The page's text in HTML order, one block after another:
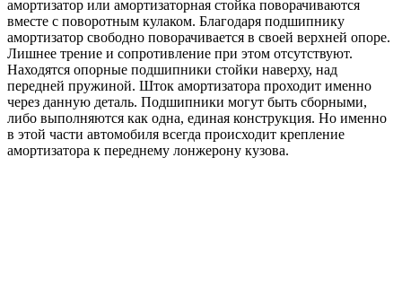
амортизатор или амортизаторная стойка поворачиваются
вместе с поворотным кулаком. Благодаря подшипнику
амортизатор свободно поворачивается в своей верхней опоре.
Лишнее трение и сопротивление при этом отсутствуют.
Находятся опорные подшипники стойки наверху, над
передней пружиной. Шток амортизатора проходит именно
через данную деталь. Подшипники могут быть сборными,
либо выполняются как одна, единая конструкция. Но именно
в этой части автомобиля всегда происходит крепление
амортизатора к переднему лонжерону кузова.